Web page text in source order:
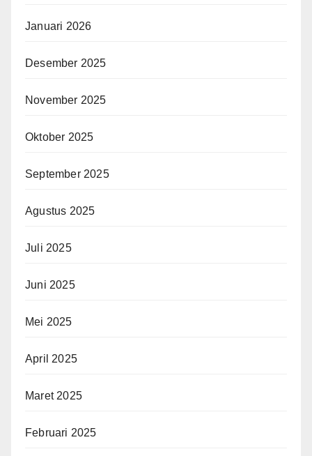
Januari 2026
Desember 2025
November 2025
Oktober 2025
September 2025
Agustus 2025
Juli 2025
Juni 2025
Mei 2025
April 2025
Maret 2025
Februari 2025